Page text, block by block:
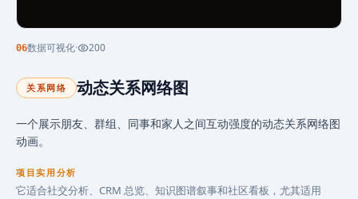
06数据可视化· 200
关系网络 动态关系网络图
一个展示朋友、群组、同事和家人之间互动强度的动态关系网络图
动画。
项目实用分析
它适合社交分析、CRM 总览、知识图谱叙事和社区看板，尤其适用